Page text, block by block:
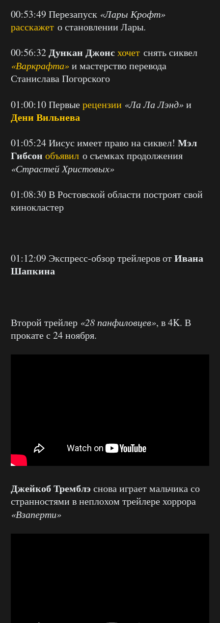
00:53:49 Перезапуск «Лары Крофт»
расскажет о становлении Лары.
00:56:32Дункан Джонсхочет снять сиквел
«Варкрафта»и мастерство перевода
Станислава Погорского
01:00:10 Первыерецензии «Ла Ла Лэнд»и
Дени Вильнева
01:05:24 Иисус имеет право на сиквел! Мэл
Гибсон объявил о съемках продолжения
«Страстей Христовых»
01:08:30 В Ростовской области построят свой
кинокластер
01:12:09 Экспресс-обзор трейлеров отИвана
Шапкина
Второй трейлер «28 панфиловцев», в 4K. В
прокате с 24 ноября.
Джейкоб Тремблэ снова играет мальчика со
странностями в неплохом трейлере хоррора
«Взаперти»